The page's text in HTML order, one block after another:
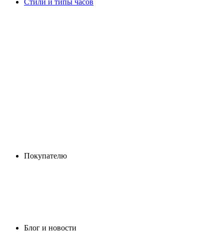
Стили и типы часов
Покупателю
Блог и новости